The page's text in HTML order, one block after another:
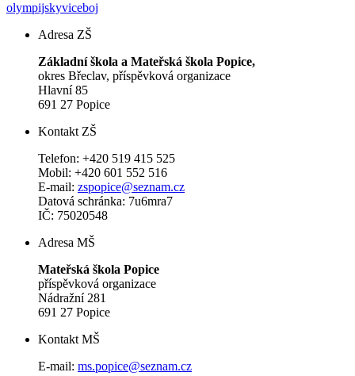
olympijskyviceboj
Adresa ZŠ
Základní škola a Mateřská škola Popice,
okres Břeclav, příspěvková organizace
Hlavní 85
691 27 Popice
Kontakt ZŠ
Telefon: +420 519 415 525
Mobil: +420 601 552 516
E-mail: zspopice@seznam.cz
Datová schránka: 7u6mra7
IČ: 75020548
Adresa MŠ
Mateřská škola Popice
příspěvková organizace
Nádražní 281
691 27 Popice
Kontakt MŠ
E-mail: ms.popice@seznam.cz